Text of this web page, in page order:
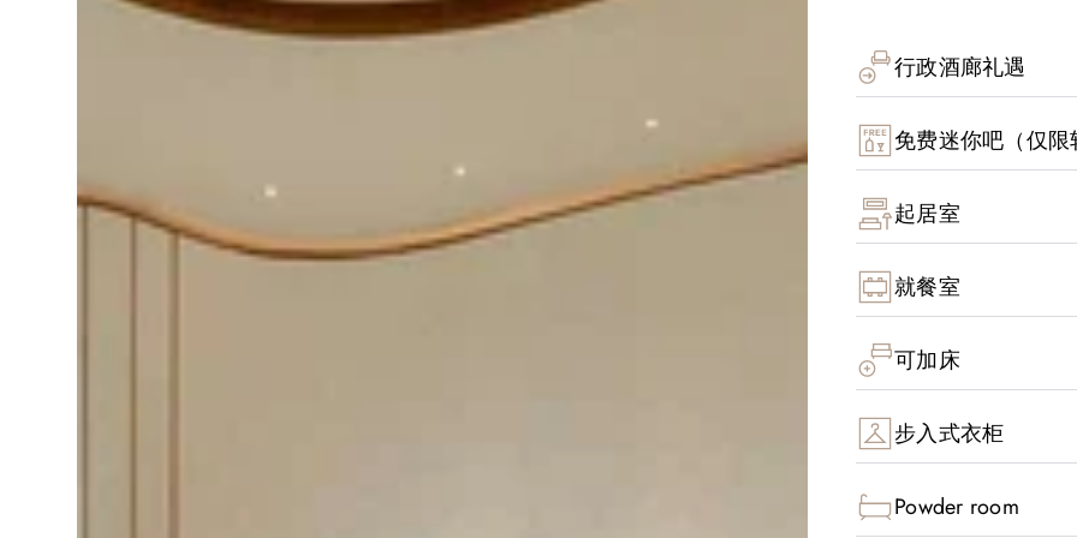
行政酒廊礼遇
免费迷你吧（仅
起居室
就餐室
可加床
步入式衣柜
Powder room